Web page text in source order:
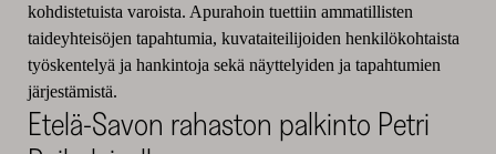
kohdistetuista varoista. Apurahoin tuettiin ammatillisten
taideyhteisöjen tapahtumia, kuvataiteilijoiden henkilökohtaista
työskentelyä ja hankintoja sekä näyttelyiden ja tapahtumien
järjestämistä.
Etelä-Savon rahaston palkinto Petri